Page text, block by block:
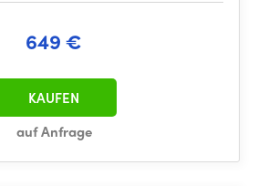
649 €
auf Anfrage
KAUFEN